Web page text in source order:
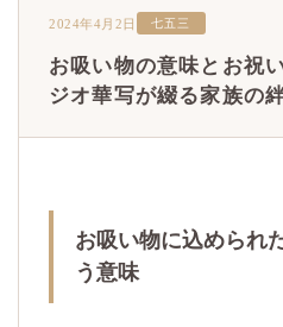
2024年4月2日 七五三
お吸い物の意味とお祝
ジオ華写が綴る家族の
お吸い物に込められ
う意味